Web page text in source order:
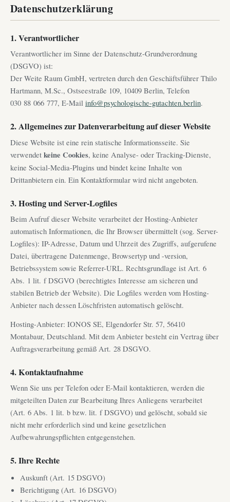
Datenschutzerklärung
1. Verantwortlicher
Verantwortlicher im Sinne der Datenschutz-Grundverordnung
(DSGVO) ist:
Der Weite Raum GmbH, vertreten durch den Geschäftsführer Thilo
Hartmann, M.Sc., Ostseestraße 109, 10409 Berlin, Telefon
030 88 066 777, E-Mail info@psychologische-gutachten.berlin.
2. Allgemeines zur Datenverarbeitung auf dieser Website
Diese Website ist eine rein statische Informationsseite. Sie
verwendet keine Cookies, keine Analyse- oder Tracking-Dienste,
keine Social-Media-Plugins und bindet keine Inhalte von
Drittanbietern ein. Ein Kontaktformular wird nicht angeboten.
3. Hosting und Server-Logfiles
Beim Aufruf dieser Website verarbeitet der Hosting-Anbieter
automatisch Informationen, die Ihr Browser übermittelt (sog. Server-
Logfiles): IP-Adresse, Datum und Uhrzeit des Zugriffs, aufgerufene
Datei, übertragene Datenmenge, Browsertyp und -version,
Betriebssystem sowie Referrer-URL. Rechtsgrundlage ist Art. 6
Abs. 1 lit. f DSGVO (berechtigtes Interesse am sicheren und
stabilen Betrieb der Website). Die Logfiles werden vom Hosting-
Anbieter nach dessen Löschfristen automatisch gelöscht.
Hosting-Anbieter: IONOS SE, Elgendorfer Str. 57, 56410
Montabaur, Deutschland. Mit dem Anbieter besteht ein Vertrag über
Auftragsverarbeitung gemäß Art. 28 DSGVO.
4. Kontaktaufnahme
Wenn Sie uns per Telefon oder E-Mail kontaktieren, werden die
mitgeteilten Daten zur Bearbeitung Ihres Anliegens verarbeitet
(Art. 6 Abs. 1 lit. b bzw. lit. f DSGVO) und gelöscht, sobald sie
nicht mehr erforderlich sind und keine gesetzlichen
Aufbewahrungspflichten entgegenstehen.
5. Ihre Rechte
Auskunft (Art. 15 DSGVO)
Berichtigung (Art. 16 DSGVO)